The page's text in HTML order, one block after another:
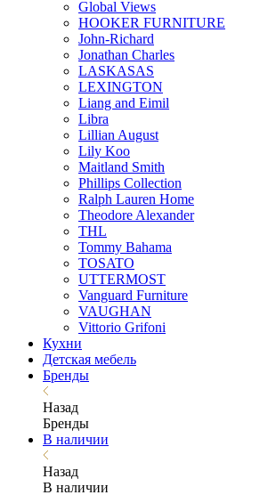
Global Views
HOOKER FURNITURE
John-Richard
Jonathan Charles
LASKASAS
LEXINGTON
Liang and Eimil
Libra
Lillian August
Lily Koo
Maitland Smith
Phillips Collection
Ralph Lauren Home
Theodore Alexander
THL
Tommy Bahama
TOSATO
UTTERMOST
Vanguard Furniture
VAUGHAN
Vittorio Grifoni
Кухни
Детская мебель
Бренды
Назад
Бренды
В наличии
Назад
В наличии